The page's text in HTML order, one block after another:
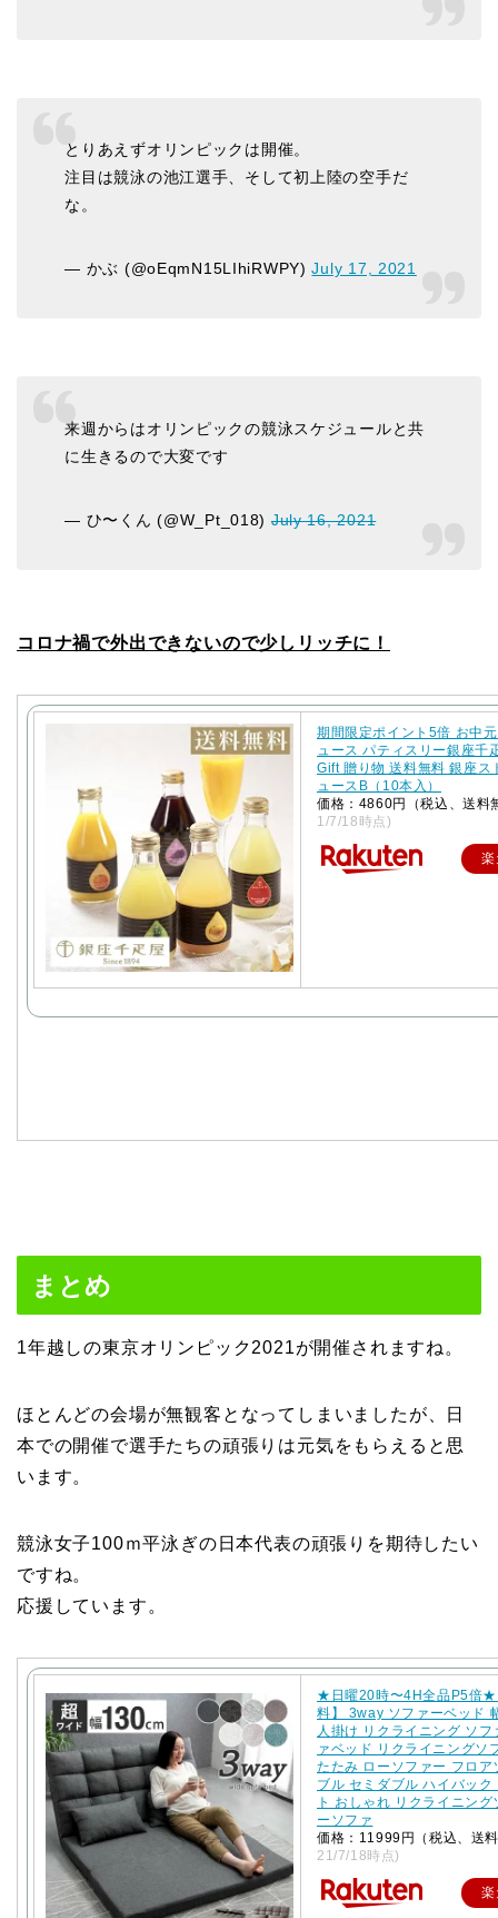
とりあえずオリンピックは開催。
注目は競泳の池江選手、そして初上陸の空手だ
な。
— かぶ (@oEqmN15LIhiRWPY)July 17, 2021
来週からはオリンピックの競泳スケジュールと共
に生きるので大変です
— ひ〜くん (@W_Pt_018)July 16, 2021
コロナ禍で外出できないので少しリッチに！
期間限定ポイント5倍 お中
ュース パティスリー銀座千
Gift 贈り物 送料無料 銀座ス
ュースB（10本入）
価格：4860円（税込、送料
1/7/18時点)
まとめ
1年越しの東京オリンピック2021が開催されますね。
ほとんどの会場が無観客となってしまいましたが、日
本での開催で選手たちの頑張りは元気をもらえると思
います。
競泳女子100ｍ平泳ぎの日本代表の頑張りを期待したい
ですね。
応援しています。
★日曜20時〜4H全品P5倍★
料】 3way ソファーベッド
人掛け リクライニング ソフ
ァベッド リクライニングソ
たたみ ローソファー フロア
ブル セミダブル ハイバック
ト おしゃれ リクライニング
ーソファ
価格：11999円（税込、送
21/7/18時点)